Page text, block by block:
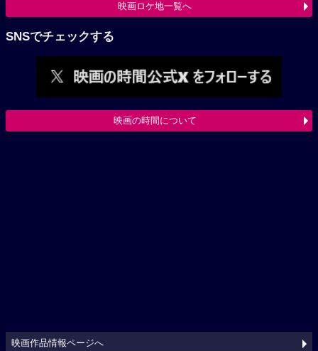
映画ロケ地一覧へ
SNSでチェックする
映画の時間について
映画作品情報ページへ